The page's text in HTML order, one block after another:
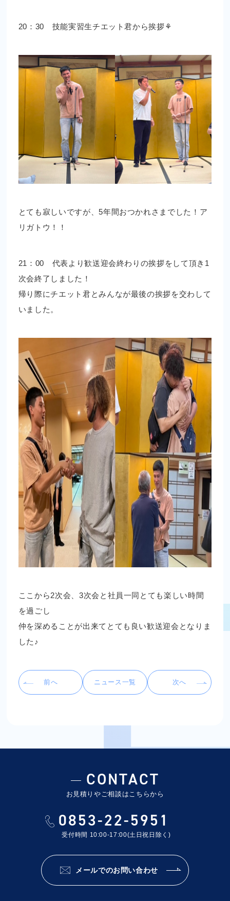
20：30 技能実習生チエット君から挨拶⚘
とても寂しいですが、5年間おつかれさまでした！ア
リガトウ！！
21：00 代表より歓送迎会終わりの挨拶をして頂き1
次会終了しました！
帰り際にチエット君とみんなが最後の挨拶を交わして
いました。
ここから2次会、3次会と社員一同とても楽しい時間
を過ごし
仲を深めることが出来てとても良い歓送迎会となりま
した♪
前へ ニュース一覧 次へ
CONTACT
お見積りやご相談はこちらから
0853-22-5951
受付時間 10:00-17:00(土日祝日除く)
メールでのお問い合わせ